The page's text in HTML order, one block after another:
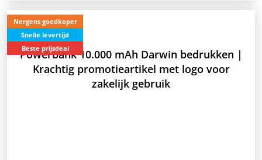
Nergens goedkoper
Snelle levertijd
Beste prijsdeal
Powerbank 10.000 mAh Darwin bedrukken |
Krachtig promotieartikel met logo voor
zakelijk gebruik